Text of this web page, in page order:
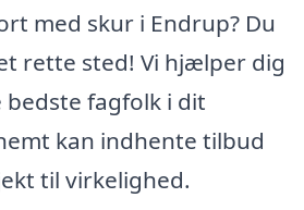
med skur i Endrup? Du
rette sted! Vi hjælper dig
fagfolk i dit
kan indhente tilbud
til virkelighed.